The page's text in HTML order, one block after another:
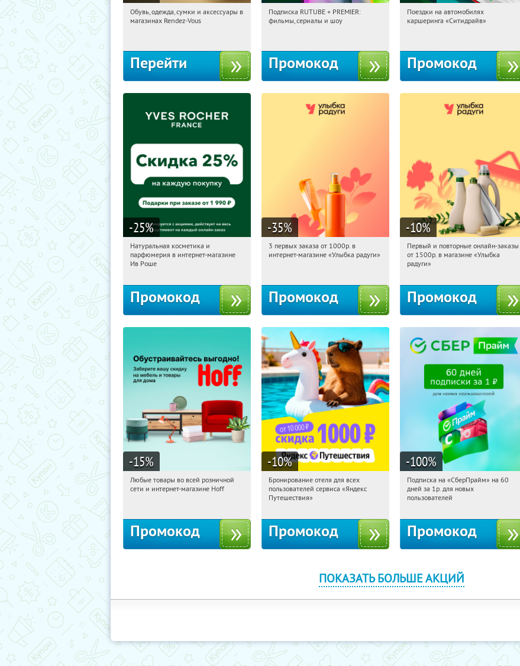
11:45:20 Получили: 3
Обувь, одежда, сумки и аксессуары в
магазинах Rendez-Vous
Перейти
11:45:20 Получили:
Подписка RUTUBE + PREMIER:
фильмы, сериалы и шоу
Промокод
11:45:20
Получи первым!
Поездки на автомобилях
каршеринга «Ситидрайв»
Промокод
-25%
11:45:20 Получили:
Россия
Натуральная косметика и
парфюмерия в интернет-магазине
Ив Роше
Промокод
-35%
11:45:20 Получили:
3 первых заказа от 1000р. в
интернет-магазине «Улыбка радуги»
Промокод
-10%
11:45:20 Получили:1
Россия
Первый и повторные онлайн-заказы
от 1500р. в магазине «Улыбка
радуги»
Промокод
-15%
11:45:20 Получили:
Любые товары во всей розничной
сети и интернет-магазине Hoff
Промокод
-10%
11:45:20 Получили:
Россия
Бронирование отеля для всех
пользователей сервиса «Яндекс
Путешествия»
Промокод
-100%
11:45:20 Получили:
Россия
Подписка на «СберПрайм» на 60
дней за 1р. для новых
пользователей
Промокод
ПОКАЗАТЬ БОЛЬШЕ АКЦИЙ